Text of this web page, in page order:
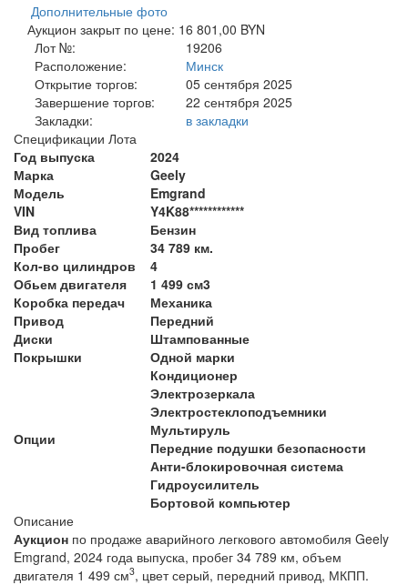
Дополнительные фото
Аукцион закрыт по цене: 16 801,00 BYN
Лот №:
19206
Расположение:
Минск
Открытие торгов:
05 сентября 2025
Завершение торгов:
22 сентября 2025
Закладки:
в закладки
Спецификации Лота
Год выпуска
2024
Марка
Geely
Модель
Emgrand
VIN
Y4K88************
Вид топлива
Бензин
Пробег
34 789 км.
Кол-во цилиндров
4
Обьем двигателя
1 499 см3
Коробка передач
Механика
Привод
Передний
Диски
Штампованные
Покрышки
Одной марки
Опции
Кондиционер
Электрозеркала
Электростеклоподъемники
Мультируль
Передние подушки безопасности
Анти-блокировочная система
Гидроусилитель
Бортовой компьютер
Описание
Аукцион по продаже аварийного легкового автомобиля Geely
Emgrand, 2024 года выпуска, пробег 34 789 км, объем
двигателя 1 499 см3, цвет серый, передний привод, МКПП.